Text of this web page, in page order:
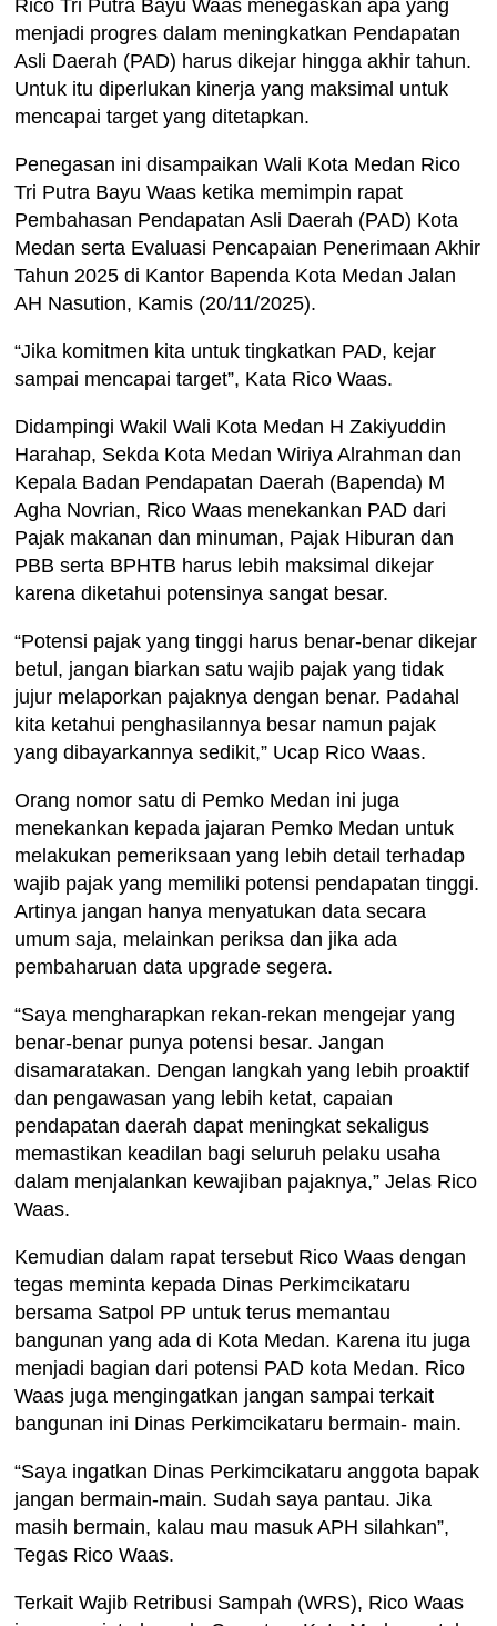
Rico Tri Putra Bayu Waas menegaskan apa yang
menjadi progres dalam meningkatkan Pendapatan
Asli Daerah (PAD) harus dikejar hingga akhir tahun.
Untuk itu diperlukan kinerja yang maksimal untuk
mencapai target yang ditetapkan.
Penegasan ini disampaikan Wali Kota Medan Rico
Tri Putra Bayu Waas ketika memimpin rapat
Pembahasan Pendapatan Asli Daerah (PAD) Kota
Medan serta Evaluasi Pencapaian Penerimaan Akhir
Tahun 2025 di Kantor Bapenda Kota Medan Jalan
AH Nasution, Kamis (20/11/2025).
“Jika komitmen kita untuk tingkatkan PAD, kejar
sampai mencapai target”, Kata Rico Waas.
Didampingi Wakil Wali Kota Medan H Zakiyuddin
Harahap, Sekda Kota Medan Wiriya Alrahman dan
Kepala Badan Pendapatan Daerah (Bapenda) M
Agha Novrian, Rico Waas menekankan PAD dari
Pajak makanan dan minuman, Pajak Hiburan dan
PBB serta BPHTB harus lebih maksimal dikejar
karena diketahui potensinya sangat besar.
“Potensi pajak yang tinggi harus benar-benar dikejar
betul, jangan biarkan satu wajib pajak yang tidak
jujur melaporkan pajaknya dengan benar. Padahal
kita ketahui penghasilannya besar namun pajak
yang dibayarkannya sedikit,” Ucap Rico Waas.
Orang nomor satu di Pemko Medan ini juga
menekankan kepada jajaran Pemko Medan untuk
melakukan pemeriksaan yang lebih detail terhadap
wajib pajak yang memiliki potensi pendapatan tinggi.
Artinya jangan hanya menyatukan data secara
umum saja, melainkan periksa dan jika ada
pembaharuan data upgrade segera.
“Saya mengharapkan rekan-rekan mengejar yang
benar-benar punya potensi besar. Jangan
disamaratakan. Dengan langkah yang lebih proaktif
dan pengawasan yang lebih ketat, capaian
pendapatan daerah dapat meningkat sekaligus
memastikan keadilan bagi seluruh pelaku usaha
dalam menjalankan kewajiban pajaknya,” Jelas Rico
Waas.
Kemudian dalam rapat tersebut Rico Waas dengan
tegas meminta kepada Dinas Perkimcikataru
bersama Satpol PP untuk terus memantau
bangunan yang ada di Kota Medan. Karena itu juga
menjadi bagian dari potensi PAD kota Medan. Rico
Waas juga mengingatkan jangan sampai terkait
bangunan ini Dinas Perkimcikataru bermain- main.
“Saya ingatkan Dinas Perkimcikataru anggota bapak
jangan bermain-main. Sudah saya pantau. Jika
masih bermain, kalau mau masuk APH silahkan”,
Tegas Rico Waas.
Terkait Wajib Retribusi Sampah (WRS), Rico Waas